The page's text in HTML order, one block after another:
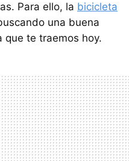
Para ello, la bicicleta
una buena
que te traemos hoy.